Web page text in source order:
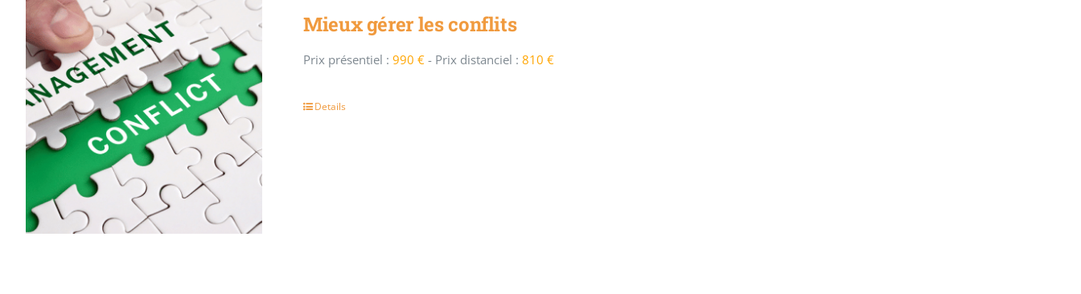
Mieux gérer les conflits
Prix présentiel : 990 €- Prix distanciel : 810 €
Details